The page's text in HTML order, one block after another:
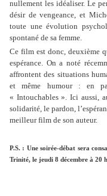
nullement les idéaliser. Le
désir de vengeance, et
toute une évolution
spontané de sa femme.
Ce film est donc, deuxième
espérance. On a noté
affrontent des situations
et même humour : en
« Intouchables ». Ici aussi,
solidarité, le pardon,
meilleur film de son auteur.
P.S. : Une soirée-débat sera
Trinité, le jeudi 8 décembre à 20